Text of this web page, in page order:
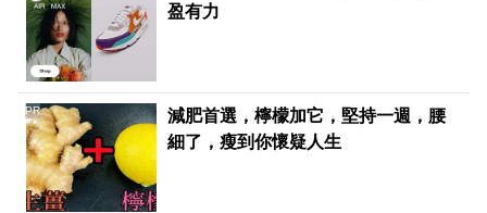
盈有力
減肥首選，檸檬加它，堅持一週，腰
細了，瘦到你懷疑人生
PR